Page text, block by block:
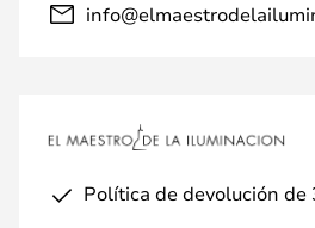
Política de devolución de